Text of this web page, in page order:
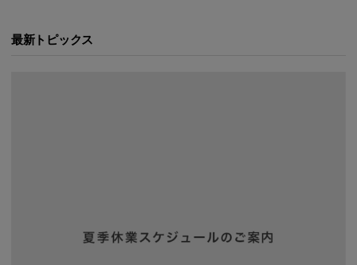
最新トピックス